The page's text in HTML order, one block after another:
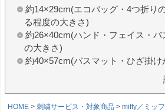
約14×29cm(エコバッグ・4つ折り
る程度の大きさ)
約26×40cm(ハンド・フェイス・
の大きさ)
約40×57cm(バスマット・ひざ掛
HOME 刺繍サービス・対象商品
miffy／ミッ